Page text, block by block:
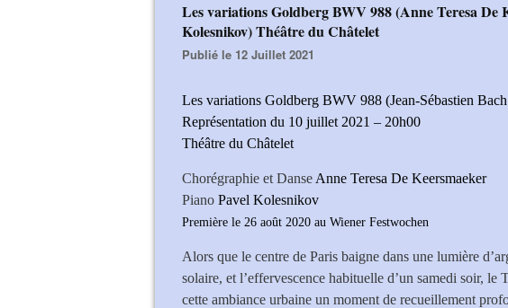
Les variations Goldberg BWV 988 (Anne Teresa De Keersmaeker - Pavel
Kolesnikov) Théâtre du Châtelet
Publié le 12 Juillet 2021
Les variations Goldberg BWV 988 (Jean-Sébastien
Représentation du 10 juillet 2021 – 20h00
Théâtre du Châtelet
Chorégraphie et Danse Anne Teresa De Keersmaeker
Piano Pavel Kolesnikov
Première le 26 août 2020 au Wiener Festwochen
Alors que le centre de Paris baigne dans une lumière
solaire, et l’effervescence habituelle d’un samedi soir,
cette ambiance urbaine un moment de recueillement